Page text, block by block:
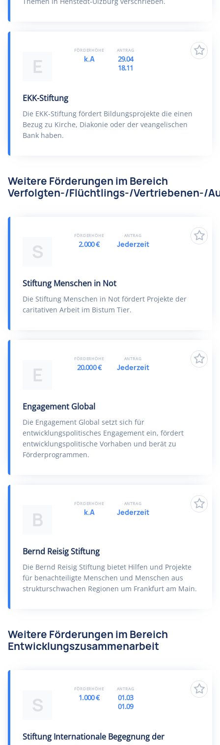
E
EKK-Stiftung
Die EKK-Stiftung fördert Bildungsprojekte die einen
Bezug zu Kirche, Diakonie oder der veangelischen
Bank haben.
FÖRDERHÖHE
k.A
ANTRAG
29.04
18.11
Weitere Förderungen im Bereich
Verfolgten-/Flüchtlings-/Vertriebenen-/
S
Stiftung Menschen in Not
Die Stiftung Menschen in Not fördert Projekte der
caritativen Arbeit im Bistum Tier.
FÖRDERHÖHE
2.000 €
ANTRAG
Jederzeit
E
Engagement Global
Die Engagement Global setzt sich für
entwicklungspolitisches Engagement ein, fördert
entwicklungspolitische Vorhaben und berät zu
Förderprogrammen.
FÖRDERHÖHE
20.000 €
ANTRAG
Jederzeit
B
Bernd Reisig Stiftung
Die Bernd Reisig Stiftung bietet Hilfen und Projekte
für benachteiligte Menschen und Menschen aus
strukturschwachen Regionen um Frankfurt am Main.
FÖRDERHÖHE
k.A
ANTRAG
Jederzeit
Weitere Förderungen im Bereich
Entwicklungszusammenarbeit
S
Stiftung Internationale Begegnung der
FÖRDERHÖHE
1.000 €
ANTRAG
01.03
01.09